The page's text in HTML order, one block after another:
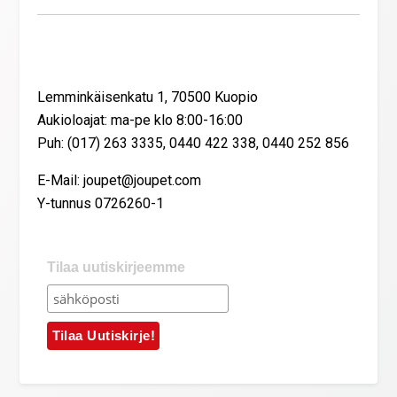
Lemminkäisenkatu 1, 70500 Kuopio
Aukioloajat: ma-pe klo 8:00-16:00
Puh: (017) 263 3335, 0440 422 338, 0440 252 856
E-Mail: joupet@joupet.com
Y-tunnus 0726260-1
Tilaa uutiskirjeemme